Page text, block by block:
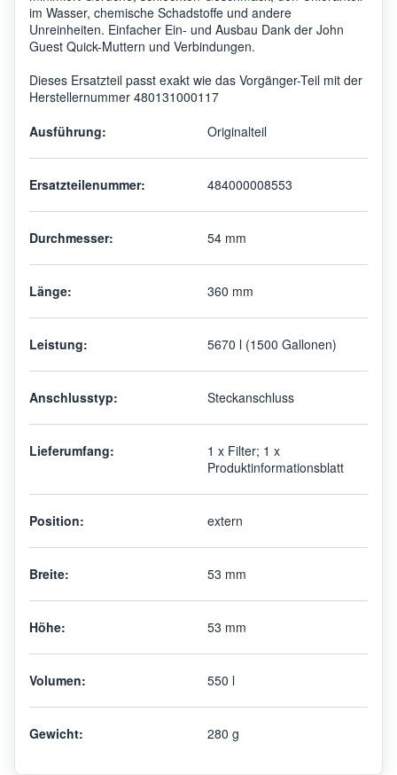
im Wasser, chemische Schadstoffe und andere
Unreinheiten. Einfacher Ein- und Ausbau Dank der John
Guest Quick-Muttern und Verbindungen.
Dieses Ersatzteil passt exakt wie das Vorgänger-Teil mit der
Herstellernummer 480131000117
Ausführung:
Originalteil
Ersatzteilenummer: 484000008553
Durchmesser: 54 mm
Länge: 360 mm
Leistung: 5670 l (1500 Gallonen)
Anschlusstyp: Steckanschluss
Lieferumfang:
1 x Filter; 1 x
Produktinformationsblatt
Position: extern
Breite: 53 mm
Höhe: 53 mm
Volumen: 550 l
Gewicht: 280 g